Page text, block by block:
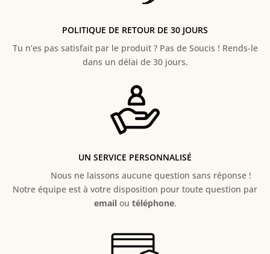
POLITIQUE DE RETOUR DE 30 JOURS
Tu n’es pas satisfait par le produit ? Pas de Soucis ! Rends-le
dans un délai de 30 jours.
UN SERVICE PERSONNALISÉ
Nous ne laissons aucune question sans réponse !
Notre équipe est à votre disposition pour toute question par
emailou téléphone.